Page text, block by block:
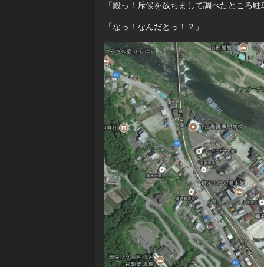
「殿っ！斥候を放ちまして調べたところ
「なっ！なんだとっ！？」